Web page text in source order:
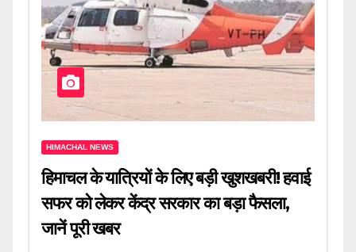
HIMACHAL NEWS
हिमाचल के यात्रियों के लिए बड़ी खुशखबरी! हवाई
सफर को लेकर केंद्र सरकार का बड़ा फैसला,
जानें पूरी खबर